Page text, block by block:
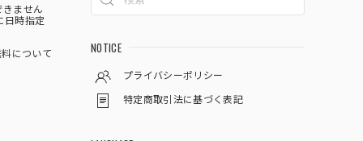
きません
日時指定
について NOTICE
プライバシーポリシー
特定商取引法に基づく表記